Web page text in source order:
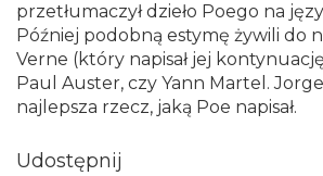
przetłumaczył dzieło Poego na
Później podobną estymę żywili do
Verne (który napisał jej
Paul Auster, czy Yann Martel.
najlepsza rzecz, jaką Poe napisał.
Udostępnij